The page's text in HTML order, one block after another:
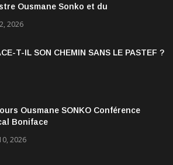
Ousmane Sonko et du
2026
T-IL SON CHEMIN SANS LE PASTEF ?
Ousmane SONKO Conférence
Boniface
2026